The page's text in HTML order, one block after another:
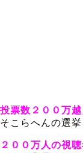
投票数２００万
そこらへんの選
２００万人の視